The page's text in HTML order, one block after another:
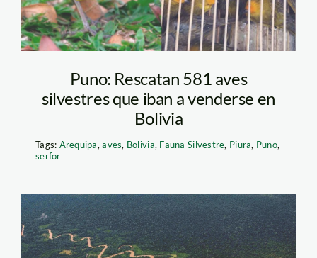
Puno: Rescatan 581 aves
silvestres que iban a venderse en
Bolivia
Tags: Arequipa,aves, Bolivia, Fauna Silvestre, Piura, Puno,
serfor
amazonía-spda